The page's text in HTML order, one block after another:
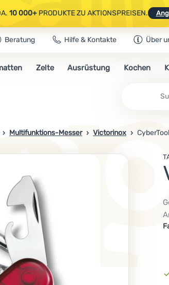
10 000+PRODUKTE ZU AKTIONSPREISEN.
& WANDERAUSRÜSTUNG.CODE OUT10
10 000+PRODUKTE ZU AKTIONSPREISEN.
Beratung Hilfe & Kontakte Über
Zelte Ausrüstung Kochen
Multifunktions-Messer Victorinox